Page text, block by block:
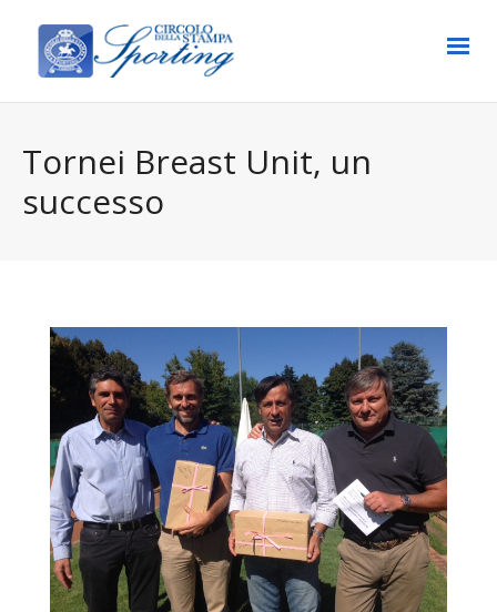
Tornei Breast Unit, un
successo